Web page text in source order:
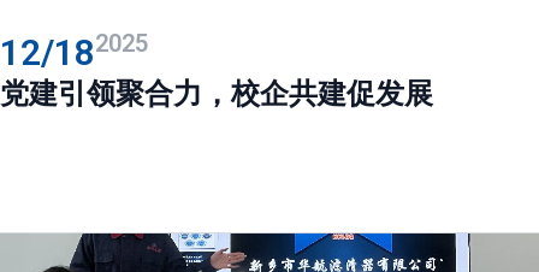
12/182025
党建引领聚合力，校企共建促发展